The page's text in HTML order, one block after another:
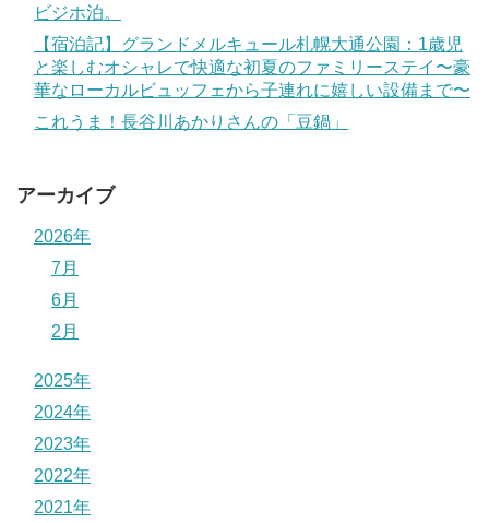
ビジホ泊。
【宿泊記】グランドメルキュール札幌大通公園：1歳児
と楽しむオシャレで快適な初夏のファミリーステイ〜豪
華なローカルビュッフェから子連れに嬉しい設備まで〜
これうま！長谷川あかりさんの「豆鍋」
アーカイブ
2026年
7月
6月
2月
2025年
2024年
2023年
2022年
2021年